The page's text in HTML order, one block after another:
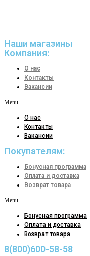
Наши магазины
Компания:
О нас
Контакты
Вакансии
Menu
О нас
Контакты
Вакансии
Покупателям:
Бонусная программа
Оплата и доставка
Возврат товара
Menu
Бонусная программа
Оплата и доставка
Возврат товара
8(800)600-58-58